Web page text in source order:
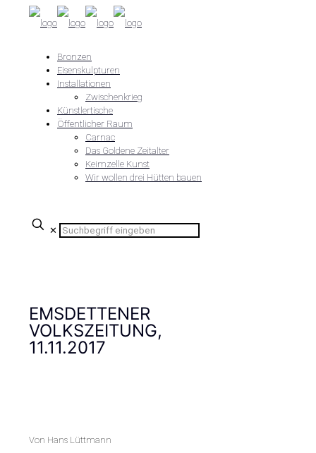
Bronzen
Eisenskulpturen
Installationen
Zwischenkrieg
Künstlertische
Öffentlicher Raum
Carnac
Das Goldene Zeitalter
Keimzelle Kunst
Wir wollen drei Hütten bauen
✕
EMSDETTENER
VOLKSZEITUNG,
11.11.2017
Von Hans Lüttmann